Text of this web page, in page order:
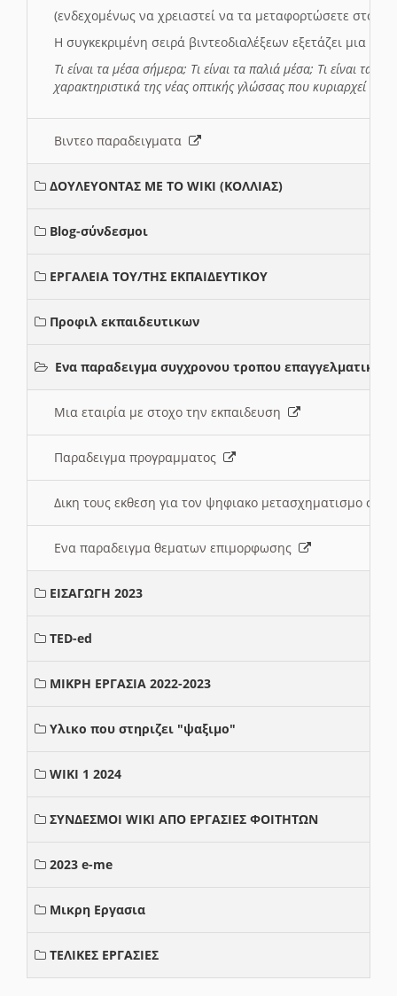
(ενδεχομένως να χρειαστεί να τα μεταφορτώσετε στο
Η συγκεκριμένη σειρά βιντεοδιαλέξεων εξετάζει μια
Τι είναι τα μέσα σήμερα; Τι είναι τα παλιά μέσα; Τι είναι τα
χαρακτηριστικά της νέας οπτικής γλώσσας που κυριαρχεί
Βιντεο παραδειγματα
ΔΟΥΛΕΥΟΝΤΑΣ ΜΕ ΤΟ WIKI (ΚΟΛΛΙΑΣ)
Blog-σύνδεσμοι
ΕΡΓΑΛΕΙΑ ΤΟΥ/ΤΗΣ ΕΚΠΑΙΔΕΥΤΙΚΟΥ
Προφιλ εκπαιδευτικων
Ενα παραδειγμα συγχρονου τροπου
Μια εταιρία με στοχο την εκπαιδευση
Παραδειγμα προγραμματος
Δικη τους εκθεση για τον ψηφιακο μετασχηματισμο
Ενα παραδειγμα θεματων επιμορφωσης
ΕΙΣΑΓΩΓΗ 2023
TED-ed
ΜΙΚΡΗ ΕΡΓΑΣΙΑ 2022-2023
Υλικο που στηριζει "ψαξιμο"
WIKI 1 2024
ΣΥΝΔΕΣΜΟΙ WIKI ΑΠΟ ΕΡΓΑΣΙΕΣ ΦΟΙΤΗΤΩΝ
2023 e-me
Μικρη Εργασια
ΤΕΛΙΚΕΣ ΕΡΓΑΣΙΕΣ